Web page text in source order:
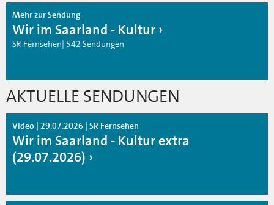
Mehr zur Sendung
Wir im Saarland - Kultur
SR Fernsehen| 542 Sendungen
AKTUELLE SENDUNGEN
Video | 29.07.2026 | SR Fernsehen
Wir im Saarland - Kultur extra
(29.07.2026)